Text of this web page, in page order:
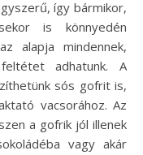
így bármikor,
is könnyedén
alapja mindennek,
adhatunk. A
sós gofrit is,
vacsorához. Az
a gofrik jól illenek
vagy akár